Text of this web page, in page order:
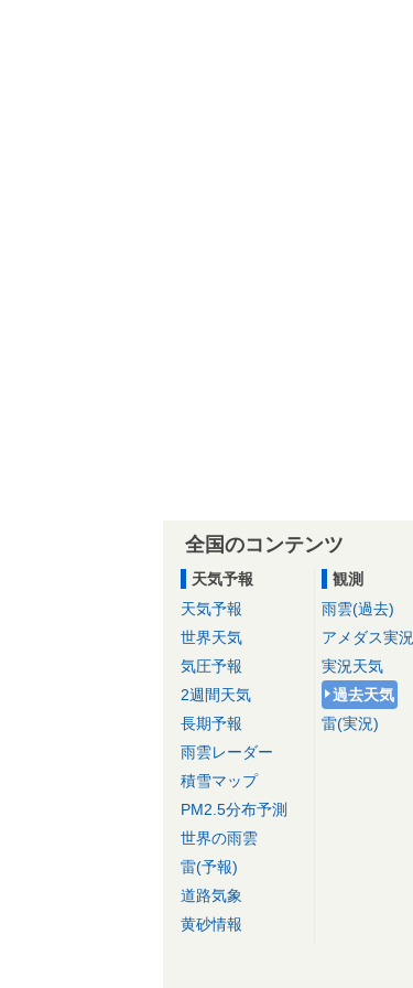
全国のコンテンツ
天気予報
天気予報
世界天気
気圧予報
2週間天気
長期予報
雨雲レーダー
積雪マップ
PM2.5分布予測
世界の雨雲
雷(予報)
道路気象
黄砂情報
観測
雨雲(過去)
アメダス実況
実況天気
過去天気
雷(実況)